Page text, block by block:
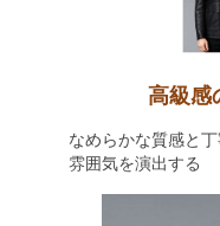
高級感
なめらかな質感と
雰囲気を演出する